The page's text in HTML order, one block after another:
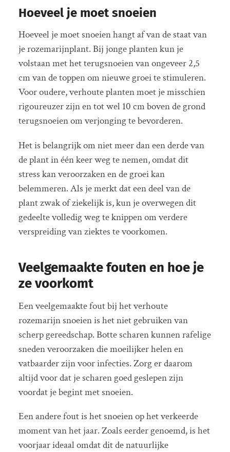
Hoeveel je moet snoeien
Hoeveel je moet snoeien hangt af van de staat van
je rozemarijnplant. Bij jonge planten kun je
volstaan met het terugsnoeien van ongeveer 2,5
cm van de toppen om nieuwe groei te stimuleren.
Voor oudere, verhoute planten moet je misschien
rigoureuzer zijn en tot wel 10 cm boven de grond
terugsnoeien om verjonging te bevorderen.
Het is belangrijk om niet meer dan een derde van
de plant in één keer weg te nemen, omdat dit
stress kan veroorzaken en de groei kan
belemmeren. Als je merkt dat een deel van de
plant zwak of ziekelijk is, kun je overwegen dit
gedeelte volledig weg te knippen om verdere
verspreiding van ziektes te voorkomen.
Veelgemaakte fouten en hoe je
ze voorkomt
Een veelgemaakte fout bij het verhoute
rozemarijn snoeien is het niet gebruiken van
scherp gereedschap. Botte scharen kunnen rafelige
sneden veroorzaken die moeilijker helen en
vatbaarder zijn voor infecties. Zorg er daarom
altijd voor dat je scharen goed geslepen zijn
voordat je begint met snoeien.
Een andere fout is het snoeien op het verkeerde
moment van het jaar. Zoals eerder genoemd, is het
voorjaar ideaal omdat dit de natuurlijke